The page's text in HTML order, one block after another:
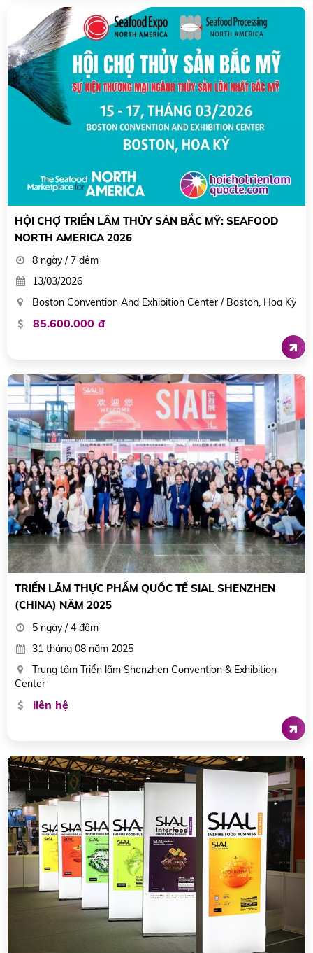
HỘI CHỢ TRIỂN LÃM THỦY SẢN BẮC MỸ: SEAFOOD
NORTH AMERICA 2026
8 ngày / 7 đêm
13/03/2026
Boston Convention And Exhibition Center / Boston, Hoa Kỳ
85.600.000 đ
TRIỂN LÃM THỰC PHẨM QUỐC TẾ SIAL SHENZHEN
(CHINA) NĂM 2025
5 ngày / 4 đêm
31 tháng 08 năm 2025
Trung tâm Triển lãm Shenzhen Convention & Exhibition
Center
liên hệ